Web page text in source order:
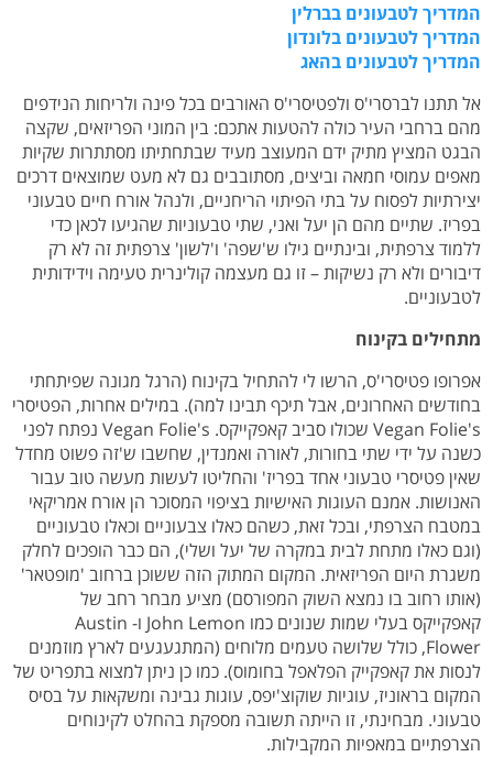
המדריך לטבעונים בברלין
המדריך לטבעונים בלונדון
המדריך לטבעונים בהאג
אל תתנו לברסרי'ס ולפטיסרי'ס האורבים בכל פינה ולריחות הנידפים
מהם ברחבי העיר כולה להטעות אתכם: בין המוני הפריזאים, שקצה
הבגט המציץ מתיק ידם המעוצב מעיד שבתחתיתו מסתתרות שקיות
מאפים עמוסי חמאה וביצים, מסתובבים גם לא מעט שמוצאים דרכים
יצירתיות לפסוח על בתי הפיתוי הריחניים, ולנהל אורח חיים טבעוני
בפריז. שתיים מהם הן יעל ואני, שתי טבעוניות שהגיעו לכאן כדי
ללמוד צרפתית, ובינתיים גילו ש'שפה' ו'לשון' צרפתית זה לא רק
דיבורים ולא רק נשיקות – זו גם מעצמה קולינרית טעימה וידידותית
לטבעוניים.
מתחילים בקינוח
אפרופו פטיסרי'ס, הרשו לי להתחיל בקינוח (הרגל מגונה שפיתחתי
בחודשים האחרונים, אבל תיכף תבינו למה). במילים אחרות, הפטיסרי
Vegan Folie's שכולו סביב קאפקייקס. Vegan Folie's נפתח לפני
כשנה על ידי שתי בחורות, לאורה ואמנדין, שחשבו ש'זה פשוט מחדל
שאין פטיסרי טבעוני אחד בפריז' והחליטו לעשות מעשה טוב עבור
האנושות. אמנם העוגות האישיות בציפוי המסוכר הן אורח אמריקאי
במטבח הצרפתי, ובכל זאת, כשהם כאלו צבעוניים וכאלו טבעוניים
(וגם כאלו מתחת לבית במקרה של יעל ושלי), הם כבר הופכים לחלק
משגרת היום הפריזאית. המקום המתוק הזה ששוכן ברחוב 'מופטאר'
(אותו רחוב בו נמצא השוק המפורסם) מציע מבחר רחב של
קאפקייקס בעלי שמות שנונים כמו John Lemon ו- Austin
Flower, כולל שלושה טעמים מלוחים (המתגעגעים לארץ מוזמנים
לנסות את קאפקייק הפלאפל בחומוס). כמו כן ניתן למצוא בתפריט של
המקום בראוניז, עוגיות שוקוצ'יפס, עוגות גבינה ומשקאות על בסיס
טבעוני. מבחינתי, זו הייתה תשובה מספקת בהחלט לקינוחים
הצרפתיים במאפיות המקבילות.